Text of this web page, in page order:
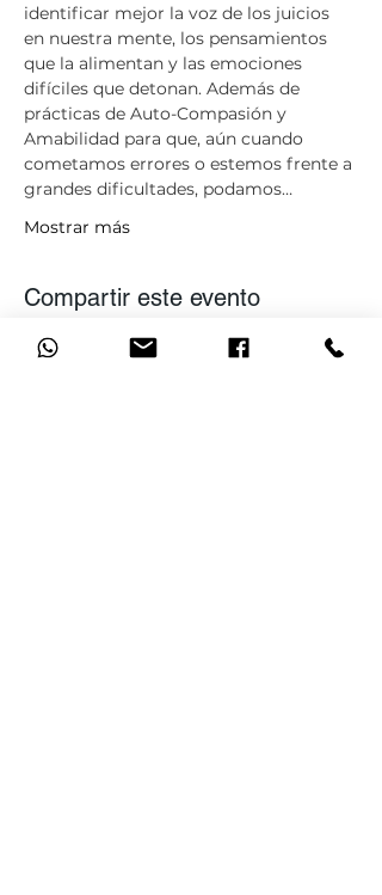
identificar mejor la voz de los juicios
en nuestra mente, los pensamientos
que la alimentan y las emociones
difíciles que detonan. Además de
prácticas de Auto-Compasión y
Amabilidad para que, aún cuando
cometamos errores o estemos frente a
grandes dificultades, podamos…
Mostrar más
Compartir este evento